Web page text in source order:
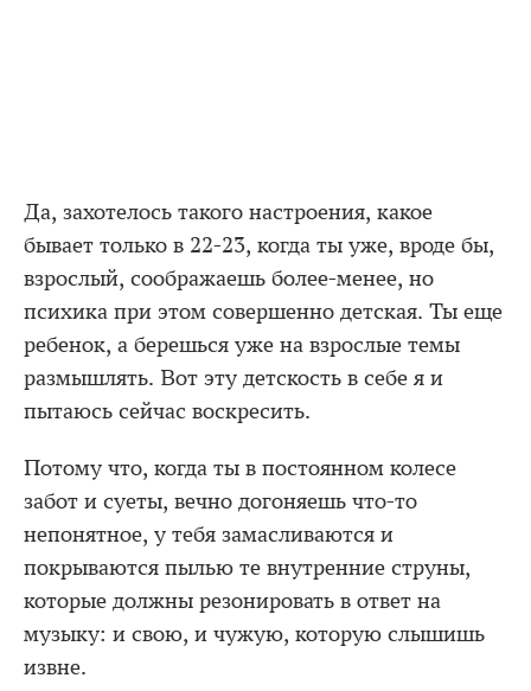
Да, захотелось такого настроения, какое
бывает только в 22-23, когда ты уже, вроде бы,
взрослый, соображаешь более-менее, но
психика при этом совершенно детская. Ты еще
ребенок, а берешься уже на взрослые темы
размышлять. Вот эту детскость в себе я и
пытаюсь сейчас воскресить.
Потому что, когда ты в постоянном колесе
забот и суеты, вечно догоняешь что-то
непонятное, у тебя замасливаются и
покрываются пылью те внутренние струны,
которые должны резонировать в ответ на
музыку: и свою, и чужую, которую слышишь
извне.